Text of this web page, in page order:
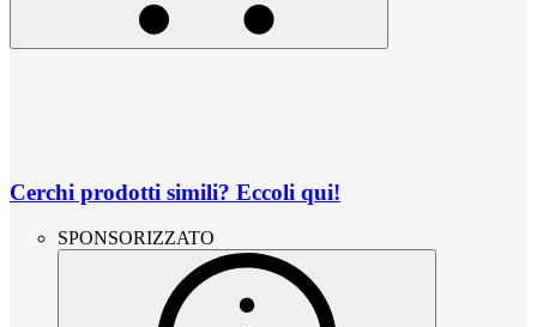
Cerchi prodotti simili? Eccoli qui!
SPONSORIZZATO